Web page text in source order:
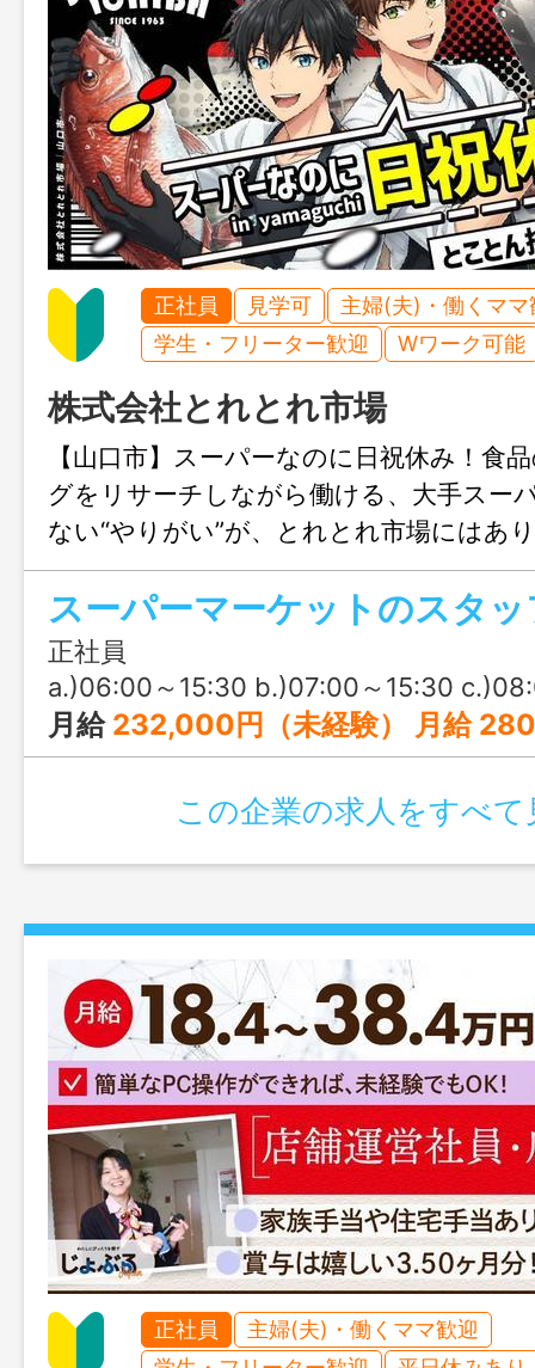
正社員 見学可
主婦(夫)・働くママ
学生・フリーター歓迎
Wワーク可能
株式会社とれとれ市場
【山口市】スーパーなのに日祝休み！食
グをリサーチしながら働ける、大手スー
ない“やりがい”が、とれとれ市場にはあ
姿勢をしっかり評価してくれる会社。安
祝休みで家庭と仕事を両立できる環境で
正社員
a.)06:00～15:30 b.)07:00～15:30
月給 232,000円（未経験） 月給 280,000円〜（経験者） ※固定残業手当を含む ※スキル
この企業の求人をすべて
正社員
主婦(夫)・働くママ歓迎